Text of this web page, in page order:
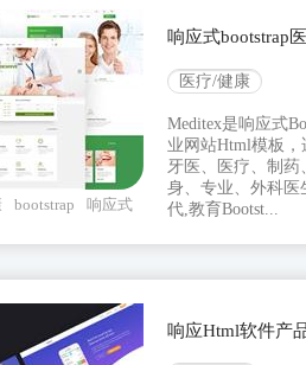
bootstrap 响应式
响应式bootstrap
医疗/健康
Meditex是响应式
业网站Html模板，
牙医、医疗、制药
身、专业、外科医
代,教育Bootst...
响应Html软件产